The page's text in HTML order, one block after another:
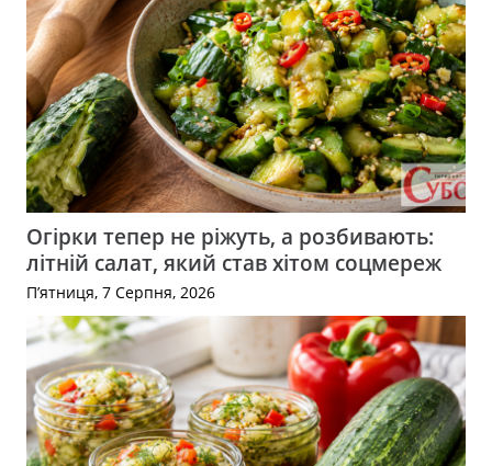
Огірки тепер не ріжуть, а розбивають:
літній салат, який став хітом соцмереж
П’ятниця, 7 Серпня, 2026